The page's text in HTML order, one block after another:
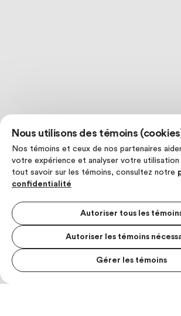
Nous utilisons des témoins
Nos témoins et ceux de nos partenaires
votre expérience et analyser votre utilisation
tout savoir sur les témoins, consultez notre
confidentialité
Autoriser tous les
Autoriser les témoins
Gérer les témoins